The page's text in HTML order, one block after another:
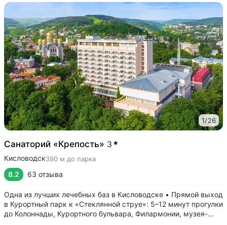
1/26
Санаторий «Крепость» 3
Кисловодск390 м до парка
8.2 63 отзыва
Одна из лучших лечебных баз в Кисловодске • Прямой выход
в Курортный парк к «Стеклянной струе»: 5–12 минут прогулки
до Колоннады, Курортного бульвара, Филармонии, музея-